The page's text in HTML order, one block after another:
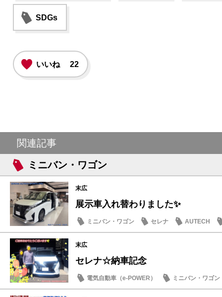
SDGs
いいね 22
関連記事
ミニバン・ワゴン
末広
展示車入れ替わりました✨
ミニバン・ワゴン セレナ AUTECH
末広
セレナ☆納車記念
電気自動車（e-POWER）
ミニバン・ワゴン
納車式